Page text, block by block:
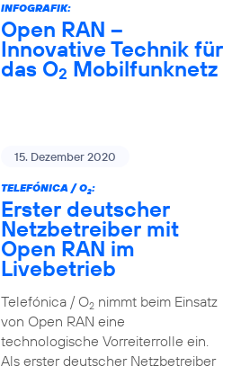
INFOGRAFIK:
Open RAN –
Innovative Technik für
das O2 Mobilfunknetz
15. Dezember 2020
TELEFÓNICA / O2:
Erster deutscher
Netzbetreiber mit
Open RAN im
Livebetrieb
Telefónica / O2nimmt beim Einsatz
von Open RAN eine
technologische Vorreiterrolle ein.
Als erster deutscher Netzbetreiber